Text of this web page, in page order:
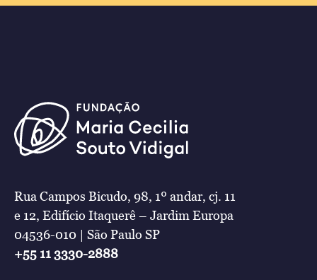
Rua Campos Bicudo, 98, 1º andar, cj. 11
e 12, Edifício Itaquerê – Jardim Europa
04536-010 | São Paulo SP
+55 11 3330-2888